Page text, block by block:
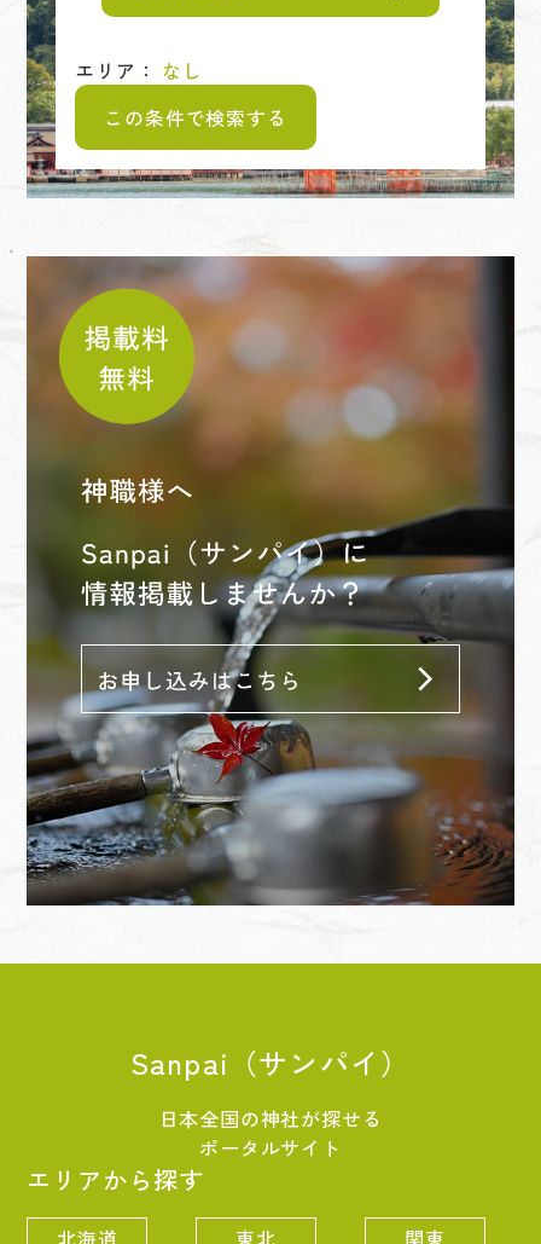
エリア： なし
この条件で検索する
Sanpai（サンパイ）
日本全国の神社が探せる
ポータルサイト
エリアから探す
北海道 東北 関東